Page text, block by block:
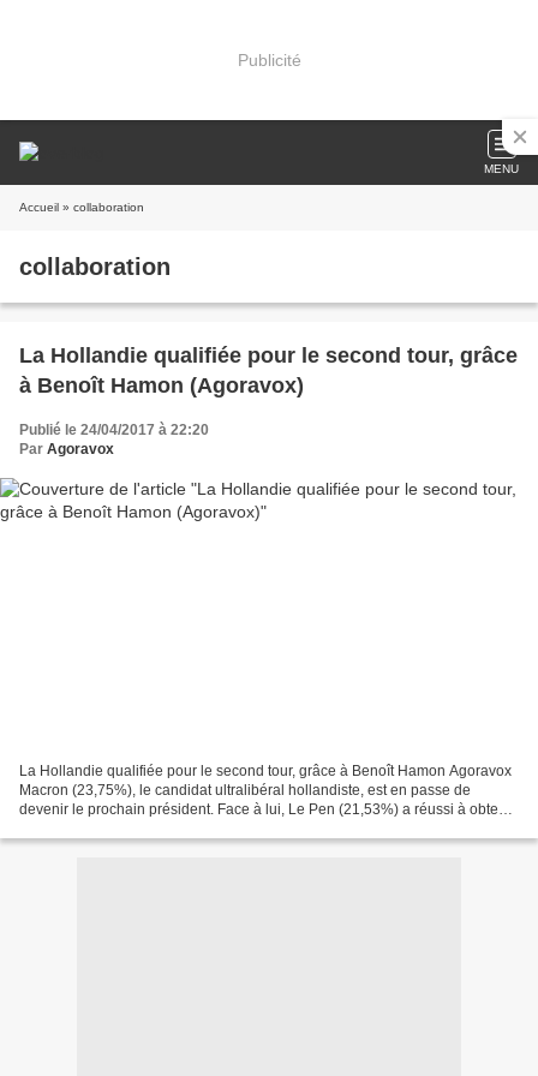
Publicité
MENU
Accueil » collaboration
collaboration
La Hollandie qualifiée pour le second tour, grâce
à Benoît Hamon (Agoravox)
Publié le 24/04/2017 à 22:20
Par Agoravox
La Hollandie qualifiée pour le second tour, grâce à Benoît Hamon Agoravox
Macron (23,75%), le candidat ultralibéral hollandiste, est en passe de
devenir le prochain président. Face à lui, Le Pen (21,53%) a réussi à obtenir